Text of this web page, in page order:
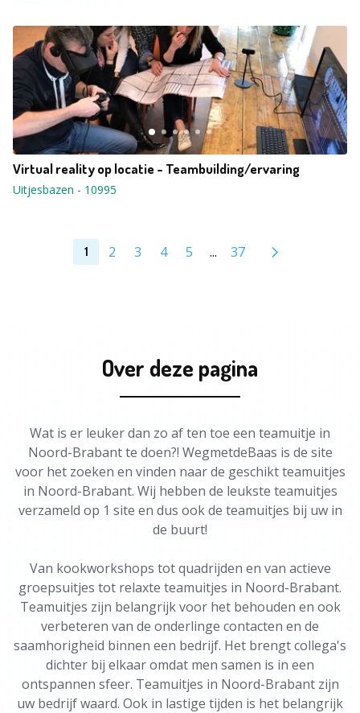
Virtual reality op locatie - Teambuilding/ervaring
Uitjesbazen - 10995
1 2 3 4 5 ... 37
Over deze pagina
Wat is er leuker dan zo af ten toe een teamuitje in
Noord-Brabant te doen?! WegmetdeBaas is de site
voor het zoeken en vinden naar de geschikt teamuitjes
in Noord-Brabant. Wij hebben de leukste teamuitjes
verzameld op 1 site en dus ook de teamuitjes bij uw in
de buurt!
Van kookworkshops tot quadrijden en van actieve
groepsuitjes tot relaxte teamuitjes in Noord-Brabant.
Teamuitjes zijn belangrijk voor het behouden en ook
verbeteren van de onderlinge contacten en de
saamhorigheid binnen een bedrijf. Het brengt collega's
dichter bij elkaar omdat men samen is in een
ontspannen sfeer. Teamuitjes in Noord-Brabant zijn
uw bedrijf waard. Ook in lastige tijden is het belangrijk